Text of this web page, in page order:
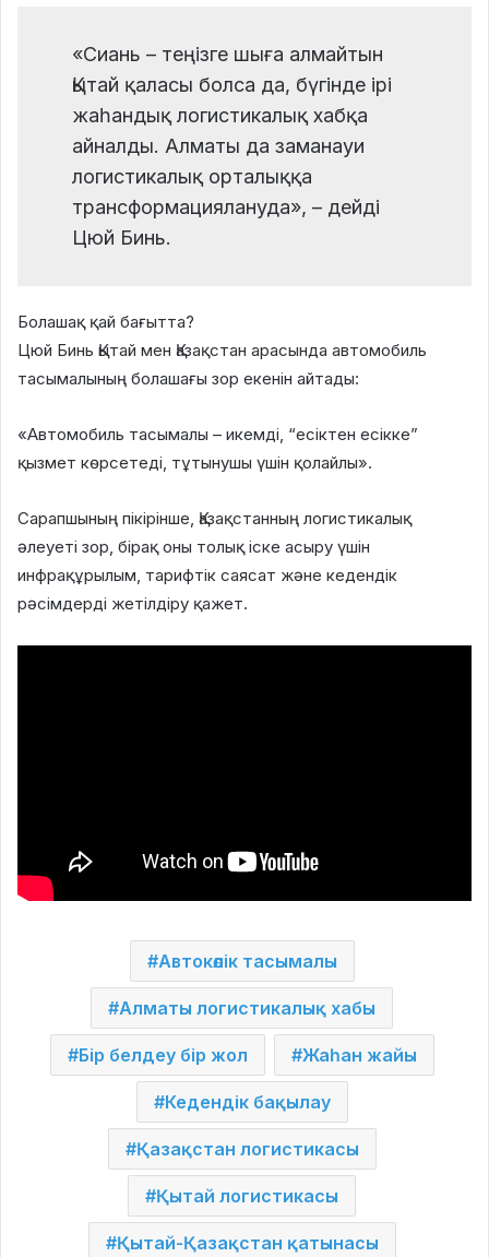
«Сиань – теңізге шыға алмайтын
Қытай қаласы болса да, бүгінде ірі
жаһандық логистикалық хабқа
айналды. Алматы да заманауи
логистикалық орталыққа
трансформациялануда», – дейді
Цюй Бинь.
Болашақ қай бағытта?
Цюй Бинь Қытай мен Қазақстан арасында автомобиль
тасымалының болашағы зор екенін айтады:
«Автомобиль тасымалы – икемді, “есіктен есікке”
қызмет көрсетеді, тұтынушы үшін қолайлы».
Сарапшының пікірінше, Қазақстанның логистикалық
әлеуеті зор, бірақ оны толық іске асыру үшін
инфрақұрылым, тарифтік саясат және кедендік
рәсімдерді жетілдіру қажет.
Автокөлік тасымалы
Алматы логистикалық хабы
Бір белдеу бір жол Жаһан жайы
Кедендік бақылау
Қазақстан логистикасы
Қытай логистикасы
Қытай-Қазақстан қатынасы